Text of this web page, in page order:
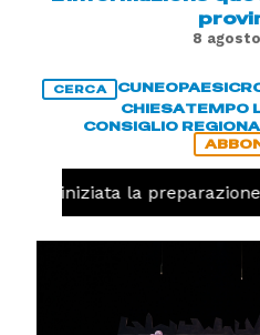
8
CERCA CUNEOPAESI
CHIESATEMPO
CONSIGLIO
iniziata la preparazione